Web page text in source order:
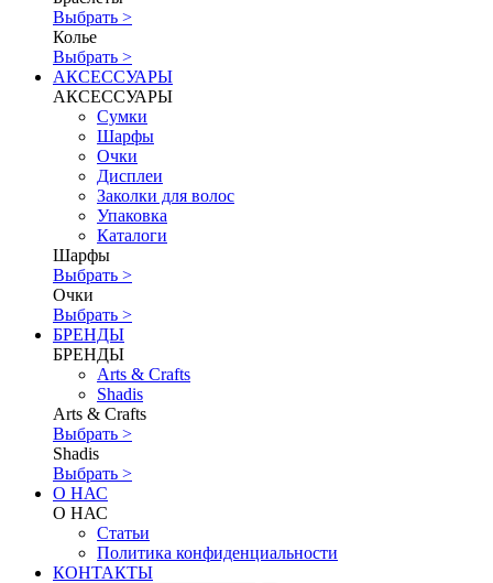
Выбрать >
Колье
Выбрать >
АКСЕССУАРЫ
АКСЕССУАРЫ
Сумки
Шарфы
Очки
Дисплеи
Заколки для волос
Упаковка
Каталоги
Шарфы
Выбрать >
Очки
Выбрать >
БРЕНДЫ
БРЕНДЫ
Аrts & Сrafts
Shadis
Аrts & Сrafts
Выбрать >
Shadis
Выбрать >
О НАС
О НАС
Статьи
Политика конфиденциальности
КОНТАКТЫ